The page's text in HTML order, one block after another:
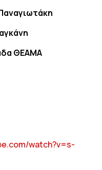
ΘΕΑΜΑ
watch?v=s-